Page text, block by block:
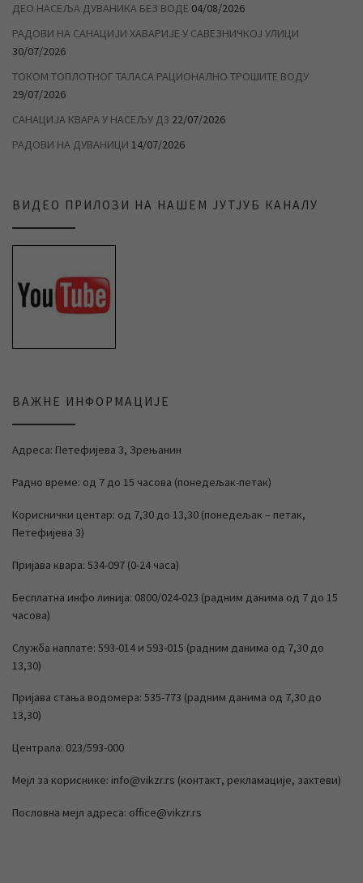
ДЕО НАСЕЉА ДУВАНИКА БЕЗ ВОДЕ 04/08/2026
РАДОВИ НА САНАЦИЈИ ХАВАРИЈЕ У САВЕЗНИЧКОЈ УЛИЦИ
30/07/2026
ТОКОМ ТОПЛОТНОГ ТАЛАСА РАЦИОНАЛНО ТРОШИТЕ ВОДУ
29/07/2026
САНАЦИЈА КВАРА У НАСЕЉУ Д3 22/07/2026
РАДОВИ НА ДУВАНИЦИ 14/07/2026
ВИДЕО ПРИЛОЗИ НА НАШЕМ ЈУТЈУБ КАНАЛУ
ВАЖНЕ ИНФОРМАЦИЈЕ
Адреса: Петефијева 3, Зрењанин
Радно време: од 7 до 15 часова (понедељак-петак)
Кориснички центар: од 7,30 до 13,30 (понедељак – петак,
Петефијева 3)
Пријава квара: 534-097 (0-24 часа)
Бесплатна инфо линија: 0800/024-023 (радним данима од 7 до 15
часова)
Служба наплате: 593-014 и 593-015 (радним данима од 7,30 до
13,30)
Пријава стања водомера: 535-773 (радним данима од 7,30 до
13,30)
Централа: 023/593-000
Мејл за кориснике: info@vikzr.rs (контакт, рекламације, захтеви)
Пословна мејл адреса: office@vikzr.rs